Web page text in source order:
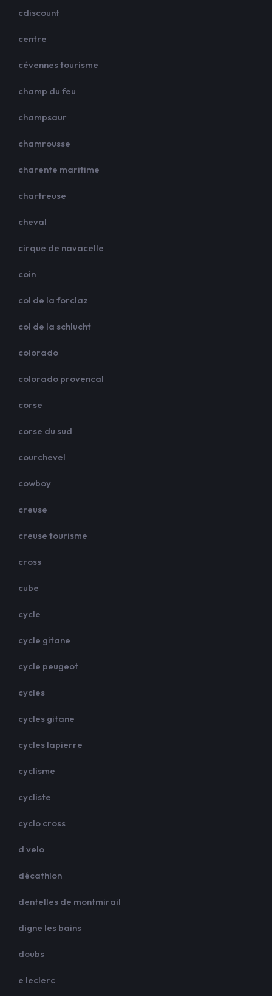
cdiscount
centre
cévennes tourisme
champ du feu
champsaur
chamrousse
charente maritime
chartreuse
cheval
cirque de navacelle
coin
col de la forclaz
col de la schlucht
colorado
colorado provencal
corse
corse du sud
courchevel
cowboy
creuse
creuse tourisme
cross
cube
cycle
cycle gitane
cycle peugeot
cycles
cycles gitane
cycles lapierre
cyclisme
cycliste
cyclo cross
d velo
décathlon
dentelles de montmirail
digne les bains
doubs
e leclerc